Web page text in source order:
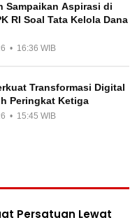
Sampaikan Aspirasi di
RI Soal Tata Kelola Dana
• 16:36 WIB
Transformasi Digital
Peringkat Ketiga
• 15:45 WIB
Persatuan Lewat